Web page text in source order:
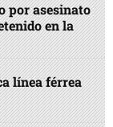
por asesinato
en la
línea férrea